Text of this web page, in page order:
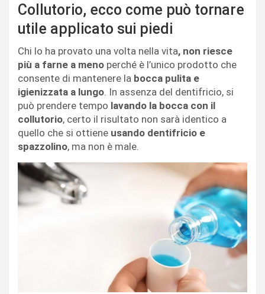
Collutorio, ecco come può tornare
utile applicato sui piedi
Chi lo ha provato una volta nella vita, non riesce
più a farne a meno perché è l’unico prodotto che
consente di mantenere la bocca pulita e
igienizzata a lungo. In assenza del dentifricio, si
può prendere tempo lavando la bocca con il
collutorio, certo il risultato non sarà identico a
quello che si ottiene usando dentifricio e
spazzolino, ma non è male.